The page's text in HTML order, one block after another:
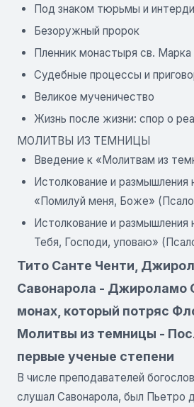
Под знаком тюрьмы и
Безоружный пророк
Пленник монастыря св. Марка
Судебные процессы и
Великое мученичество
Жизнь после жизни: спор о
МОЛИТВЫ ИЗ ТЕМНИЦЫ
Введение к «Молитвам из
Истолкование и размышления
«Помилуй меня, Боже»
Истолкование и
Тебя, Господи, уповаю»
Тито Санте Ченти,
Савонарола - Джироламо
монах, который потряс
Молитвы из темницы -
первые ученые степени
В числе преподавателей
слушал Савонарола, был Пьетро